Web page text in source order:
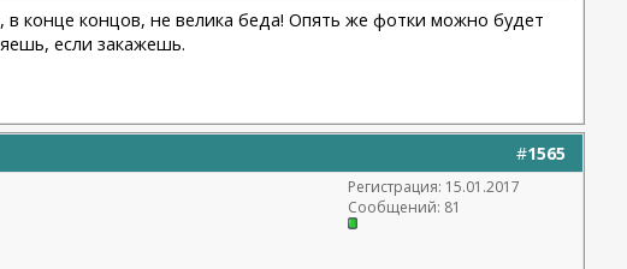
конце концов, не велика беда! Опять же фотки можно будет
если закажешь.
#1565
Регистрация: 15.01.2017
Сообщений: 81